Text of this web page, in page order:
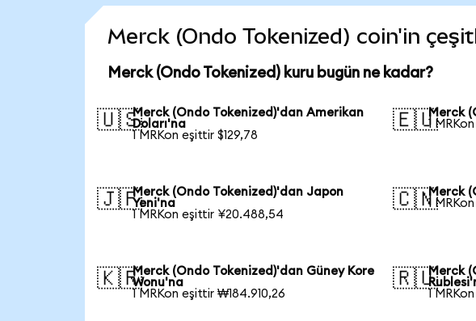
Merck (Ondo Tokenized) coin'in
Merck (Ondo Tokenized) kuru bugün ne kadar?
🇺🇸Merck (Ondo Tokenized)'dan Amerikan
Doları'na
1 MRKon eşittir $129,78
🇪🇺Merck
1
🇯🇵Merck (Ondo Tokenized)'dan Japon
Yeni'na
1 MRKon eşittir ¥20.488,54
🇨🇳Merck
1
🇰🇷Merck (Ondo Tokenized)'dan Güney Kore
Wonu'na
1 MRKon eşittir ₩184.910,26
🇷🇺Merck
1